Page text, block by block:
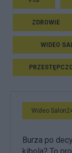
ZDROWIE
WIDEO
Wideo
Burza po
kibola? To